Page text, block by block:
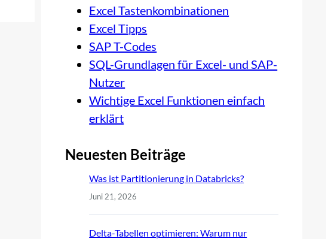
Excel Tastenkombinationen
Excel Tipps
SAP T-Codes
SQL-Grundlagen für Excel- und SAP-
Nutzer
Wichtige Excel Funktionen einfach
erklärt
Neuesten Beiträge
Was ist Partitionierung in Databricks?
Juni 21, 2026
Delta-Tabellen optimieren: Warum nur